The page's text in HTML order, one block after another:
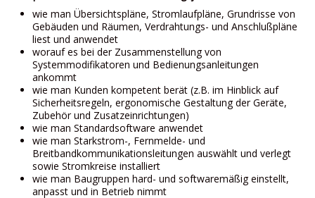
wie man Übersichtspläne, Stromlaufpläne, Grundrisse von
Gebäuden und Räumen, Verdrahtungs- und Anschlußpläne
liest und anwendet
worauf es bei der Zusammenstellung von
Systemmodifikatoren und Bedienungsanleitungen
ankommt
wie man Kunden kompetent berät (z.B. im Hinblick auf
Sicherheitsregeln, ergonomische Gestaltung der Geräte,
Zubehör und Zusatzeinrichtungen)
wie man Standardsoftware anwendet
wie man Starkstrom-, Fernmelde- und
Breitbandkommunikationsleitungen auswählt und verlegt
sowie Stromkreise installiert
wie man Baugruppen hard- und softwaremäßig einstellt,
anpasst und in Betrieb nimmt